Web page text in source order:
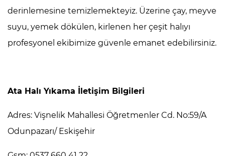
derinlemesine temizlemekteyiz. Üzerine çay, meyve
suyu, yemek dökülen, kirlenen her çeşit halıyı
profesyonel ekibimize güvenle emanet edebilirsiniz.
Ata Halı Yıkama İletişim Bilgileri
Adres: Vişnelik Mahallesi Öğretmenler Cd. No:59/A
Odunpazarı/ Eskişehir